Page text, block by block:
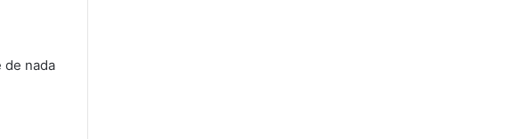
de nada